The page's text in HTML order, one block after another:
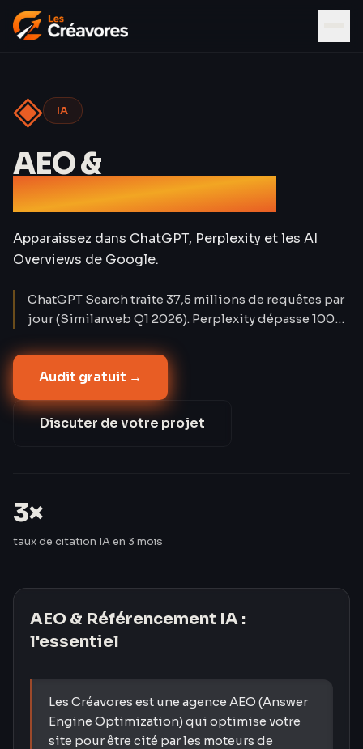
◈ IA
AEO &
Référencement IA
Apparaissez dans ChatGPT, Perplexity et les AI
Overviews de Google.
ChatGPT Search traite 37,5 millions de requêtes par
jour (Similarweb Q1 2026). Perplexity dépasse 100
classique baisse de 15 à 25 % sur les requêtes
informationnelles. Les Créavores ont triplé le taux de
citation IA de leurs clients en 3 mois — passant de 8
% à 24 %.
Audit gratuit →
Discuter de votre projet
3×
taux de citation IA en 3 mois
AEO & Référencement IA :
l'essentiel
Les Créavores est une agence AEO (Answer
Engine Optimization) qui optimise votre
site pour être cité par les moteurs de